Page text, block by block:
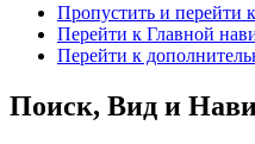
Пропустить и перейти
Перейти к Главной
Перейти к
Поиск, Вид и